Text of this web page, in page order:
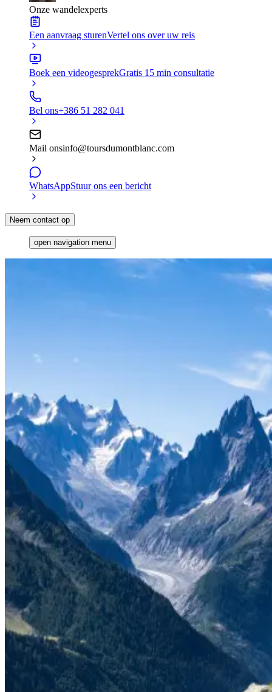
Onze wandelexperts
Een aanvraag sturenVertel ons over uw reis
Boek een videogesprekGratis 15 min consultatie
Bel ons+386 51 282 041
Mail onsinfo@toursdumontblanc.com
WhatsAppStuur ons een bericht
Neem contact op
open navigation menu